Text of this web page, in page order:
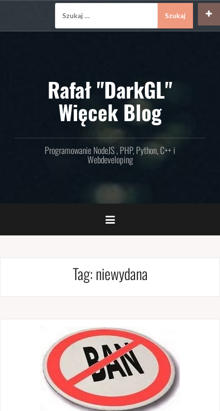
Rafał "DarkGL"
Więcek Blog
Programowanie NodeJS , PHP, Python, C++ i
Webdeveloping
Tag:niewydana